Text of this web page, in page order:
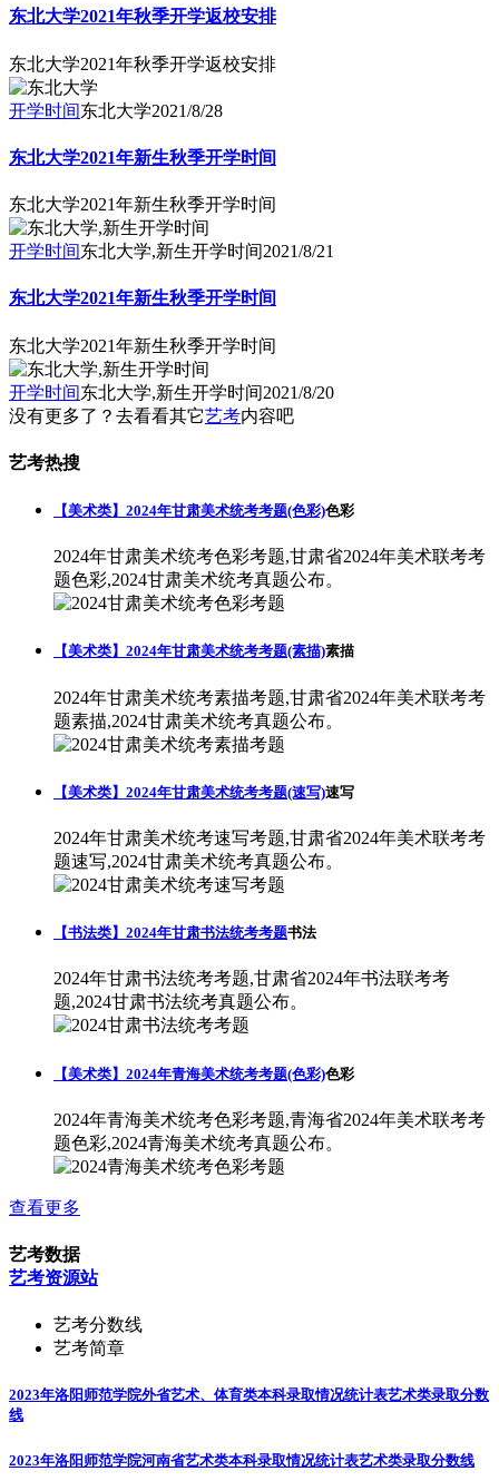
东北大学2021年秋季开学返校安排
东北大学2021年秋季开学返校安排
开学时间东北大学2021/8/28
东北大学2021年新生秋季开学时间
东北大学2021年新生秋季开学时间
开学时间东北大学,新生开学时间2021/8/21
东北大学2021年新生秋季开学时间
东北大学2021年新生秋季开学时间
开学时间东北大学,新生开学时间2021/8/20
没有更多了？去看看其它艺考内容吧
艺考热搜
【美术类】2024年甘肃美术统考考题(色彩)色彩
2024年甘肃美术统考色彩考题,甘肃省2024年美术联考考
题色彩,2024甘肃美术统考真题公布。
【美术类】2024年甘肃美术统考考题(素描)素描
2024年甘肃美术统考素描考题,甘肃省2024年美术联考考
题素描,2024甘肃美术统考真题公布。
【美术类】2024年甘肃美术统考考题(速写)速写
2024年甘肃美术统考速写考题,甘肃省2024年美术联考考
题速写,2024甘肃美术统考真题公布。
【书法类】2024年甘肃书法统考考题书法
2024年甘肃书法统考考题,甘肃省2024年书法联考考
题,2024甘肃书法统考真题公布。
【美术类】2024年青海美术统考考题(色彩)色彩
2024年青海美术统考色彩考题,青海省2024年美术联考考
题色彩,2024青海美术统考真题公布。
查看更多
艺考数据
艺考资源站
艺考分数线
艺考简章
2023年洛阳师范学院外省艺术、体育类本科录取情况统计表艺术类录取分数
线
2023年洛阳师范学院河南省艺术类本科录取情况统计表艺术类录取分数线